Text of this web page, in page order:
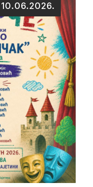
10.06.2026.